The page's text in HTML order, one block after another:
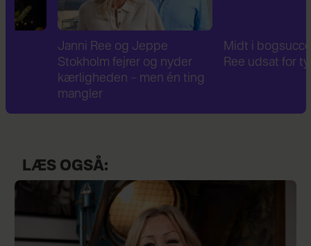
Janni Ree og Jeppe
Stokholm fejrer og nyder
kærligheden – men én ting
mangler
Midt i bogsuccesen:
Ree udsat for tyveri
LÆS OGSÅ: